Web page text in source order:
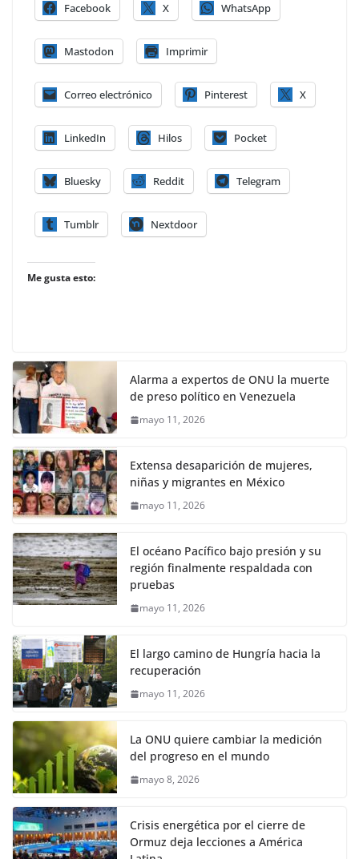
Facebook X WhatsApp
Mastodon Imprimir
Correo electrónico Pinterest X
LinkedIn Hilos Pocket
Bluesky Reddit Telegram
Tumblr Nextdoor
Me gusta esto:
Alarma a expertos de ONU la muerte
de preso político en Venezuela
mayo 11, 2026
Extensa desaparición de mujeres,
niñas y migrantes en México
mayo 11, 2026
El océano Pacífico bajo presión y su
región finalmente respaldada con
pruebas
mayo 11, 2026
El largo camino de Hungría hacia la
recuperación
mayo 11, 2026
La ONU quiere cambiar la medición
del progreso en el mundo
mayo 8, 2026
Crisis energética por el cierre de
Ormuz deja lecciones a América